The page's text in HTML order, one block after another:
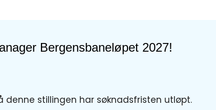
Bergensbaneløpet 2027!
denne stillingen har søknadsfristen utløpt.